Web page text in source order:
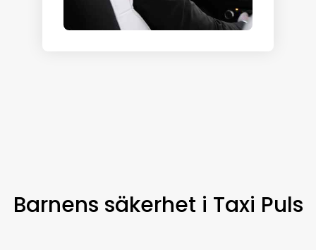
Barnens säkerhet i Taxi Puls